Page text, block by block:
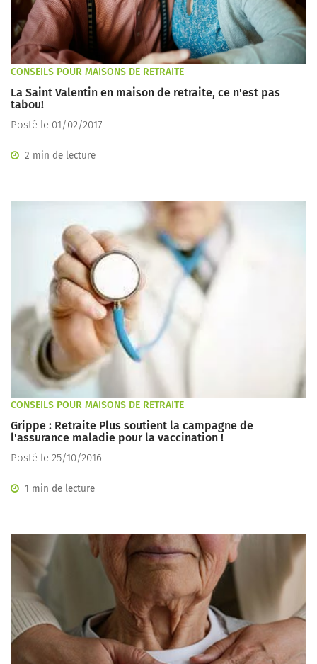
CONSEILS POUR MAISONS DE RETRAITE
La Saint Valentin en maison de retraite, ce n'est pas
tabou!
Posté le 01/02/2017
2 min de lecture
CONSEILS POUR MAISONS DE RETRAITE
Grippe : Retraite Plus soutient la campagne de
l'assurance maladie pour la vaccination !
Posté le 25/10/2016
1 min de lecture